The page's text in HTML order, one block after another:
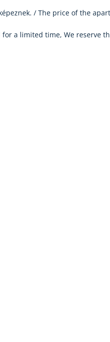
/ The price of the
a limited time, We reserve